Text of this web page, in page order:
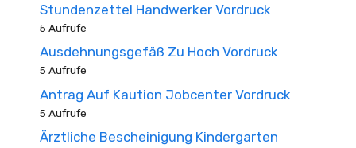
Stundenzettel Handwerker Vordruck
5 Aufrufe
Ausdehnungsgefäß Zu Hoch Vordruck
5 Aufrufe
Antrag Auf Kaution Jobcenter Vordruck
5 Aufrufe
Ärztliche Bescheinigung Kindergarten